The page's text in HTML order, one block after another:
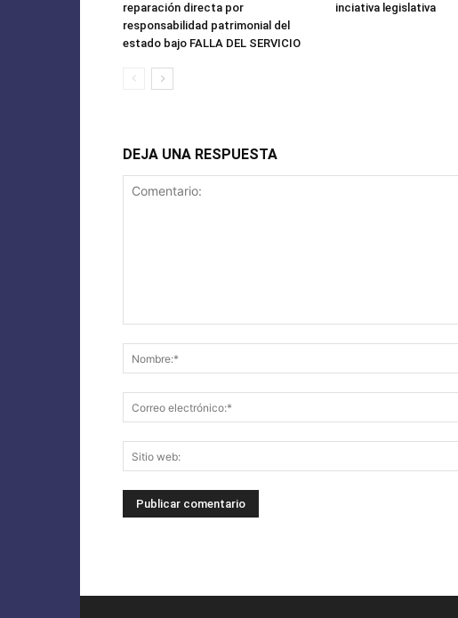
reparación directa por
responsabilidad patrimonial del
estado bajo FALLA DEL SERVICIO
inciativa legislativa
DEJA UNA RESPUESTA